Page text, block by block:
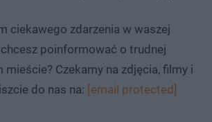
ciekawego zdarzenia w waszej
poinformować o trudnej
Czekamy na zdjęcia, filmy i
do nas na: [email protected]